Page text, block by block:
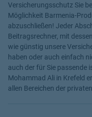
Versicherungsschutz Sie
Möglichkeit Barmenia-
abzuschließen! Jeder
Beitragsrechner, mit
wie günstig unsere
haben oder auch einfach
auch der für Sie passende
Mohammad Ali in Krefeld
allen Bereichen der